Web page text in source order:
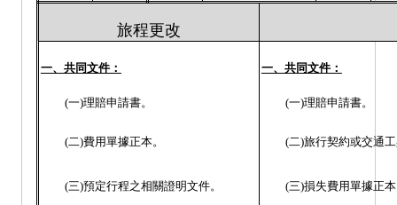
旅程更改
一、共同文件： 一、共同文件：
(一)理賠申請書。 (一)理賠申請書。
(二)費用單據正本。 (二)旅行契約或交通
(三)預定行程之相關證明文件。 (三)損失費用單據正